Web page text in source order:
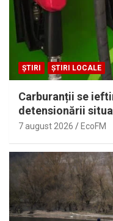
ȘTIRI ȘTIRI LOCALE
Carburanții se
detensionării
7 august 2026 EcoFM